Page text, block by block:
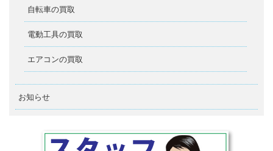
自転車の買取
電動工具の買取
エアコンの買取
お知らせ